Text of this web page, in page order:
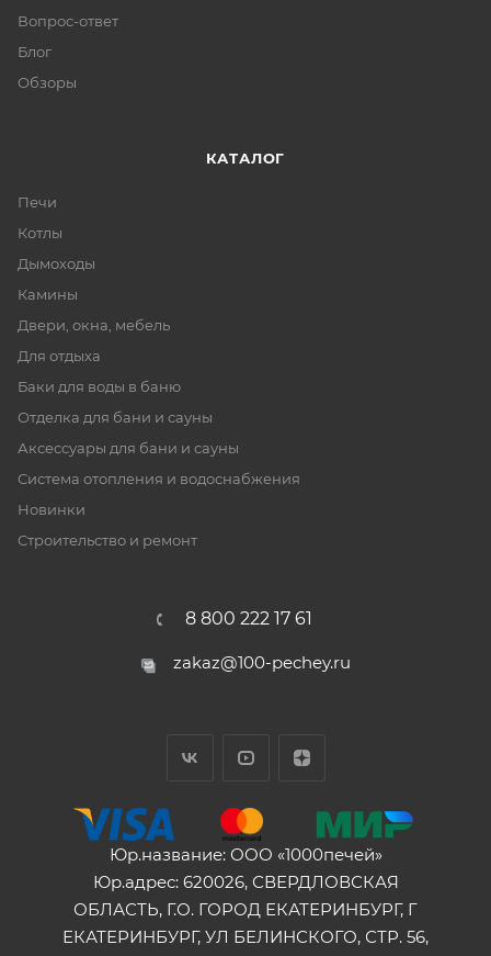
Вопрос-ответ
Блог
Обзоры
КАТАЛОГ
Печи
Котлы
Дымоходы
Камины
Двери, окна, мебель
Для отдыха
Баки для воды в баню
Отделка для бани и сауны
Аксессуары для бани и сауны
Система отопления и водоснабжения
Новинки
Строительство и ремонт
8 800 222 17 61
zakaz@100-pechey.ru
Юр.название: ООО «1000печей»
Юр.адрес: 620026, СВЕРДЛОВСКАЯ
ОБЛАСТЬ, Г.О. ГОРОД ЕКАТЕРИНБУРГ, Г
ЕКАТЕРИНБУРГ, УЛ БЕЛИНСКОГО, СТР. 56,